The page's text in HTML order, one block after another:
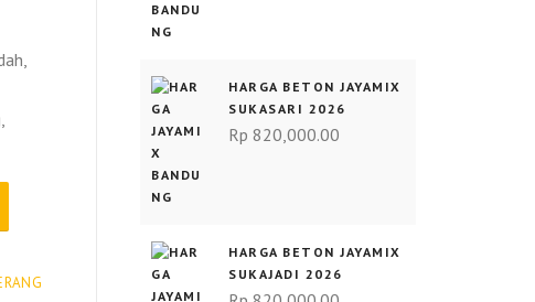
HARGA BETON JAYAMIX
SUKASARI 2026
Rp 820,000.00
HARGA BETON JAYAMIX
SUKAJADI 2026